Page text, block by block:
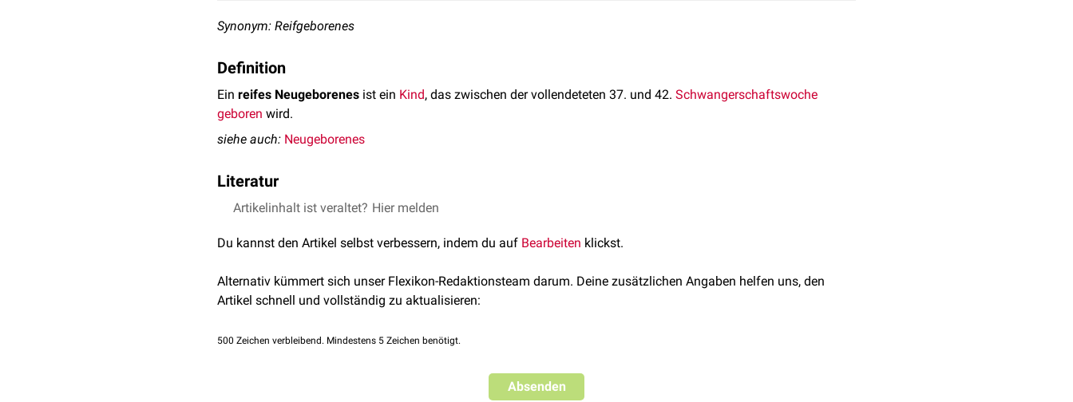
Synonym: Reifgeborenes
Definition
Ein reifes Neugeborenes ist ein Kind, das zwischen der vollendeteten 37. und 42. Schwangerschaftswoche
geboren wird.
siehe auch: Neugeborenes
Literatur
Bald et al. Kurzlehrbuch Pädiatrie, Thieme Verlag, 2012
Artikelinhalt ist veraltet? Hier melden
Du kannst den Artikel selbst verbessern, indem du auf Bearbeiten klickst.
Alternativ kümmert sich unser Flexikon-Redaktionsteam darum. Deine zusätzlichen Angaben helfen uns, den
Artikel schnell und vollständig zu aktualisieren:
500 Zeichen verbleibend. Mindestens 5 Zeichen benötigt.
Absenden